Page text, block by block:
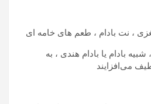
، نت بادام ، طعم های خامه ای
بادام یا بادام هندی ، به
می‌افزایند